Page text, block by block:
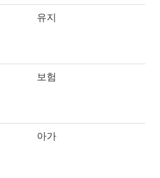
유지
보험
아가